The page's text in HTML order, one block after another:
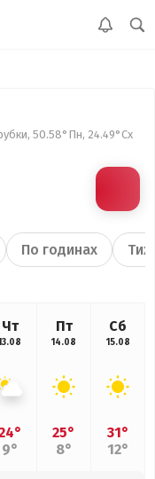
50.58°Пн, 24.49°Сх
По годинах
Чт
9°
Пт
14.08
25°
8°
Сб
15.08
31°
12°